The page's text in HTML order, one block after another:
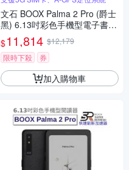
文石 BOOX Palma 2 Pro (爵士
黑) 6.13吋彩色手機型電子書閱
讀器【二合一皮套組】
$11,814 $12,179
限時下殺
券
加入購物車